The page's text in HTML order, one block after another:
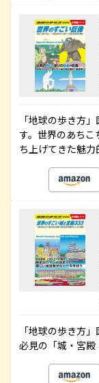
「地球の歩き方
す。世界のあち
ち上げてきた魅力
「地球の歩き方
必見の「城・宮殿